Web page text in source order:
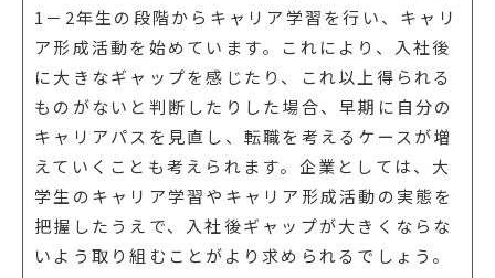
1－2年生の段階からキャリア学習を行い、キャリ
ア形成活動を始めています。これにより、入社後
に大きなギャップを感じたり、これ以上得られる
ものがないと判断したりした場合、早期に自分の
キャリアパスを見直し、転職を考えるケースが増
えていくことも考えられます。企業としては、大
学生のキャリア学習やキャリア形成活動の実態を
把握したうえで、入社後ギャップが大きくならな
いよう取り組むことがより求められるでしょう。